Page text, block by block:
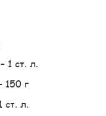
1 ст. л.
150 г
ст. л.